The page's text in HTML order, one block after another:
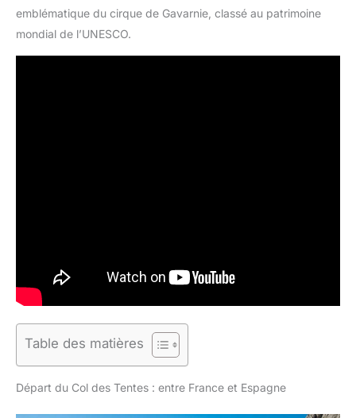
emblématique du cirque de Gavarnie, classé au patrimoine
mondial de l’UNESCO.
Table des matières
Départ du Col des Tentes : entre France et Espagne